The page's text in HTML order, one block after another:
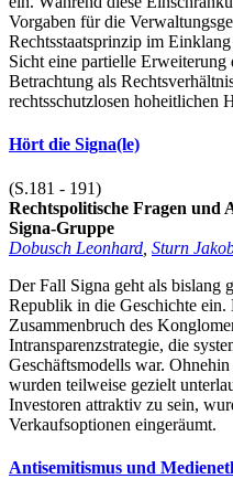
Vorgaben für die
Rechtsstaatsprinzip im
Sicht eine partielle Erweiterung
Betrachtung als
rechtsschutzlosen hoheitlichen
Hört die Signa(le)
(S.181 - 191)
Rechtspolitische Fragen und
Signa-Gruppe
Dobusch Leonhard Sturn
Der Fall Signa geht als bislang
Republik in die Geschichte
Zusammenbruch des
Intransparenzstrategie, die
Geschäftsmodells war.
wurden teilweise gezielt
Investoren attraktiv zu sein,
Verkaufsoptionen eingeräumt.
Antisemitismus und